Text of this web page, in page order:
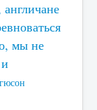
мы не